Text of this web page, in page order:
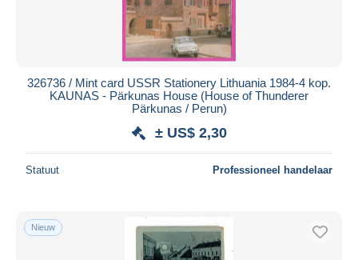
326736 / Mint card USSR Stationery Lithuania 1984-4 kop.
KAUNAS - Pärkunas House (House of Thunderer
Pärkunas / Perun)
± US$ 2,30
Statuut Professioneel handelaar
Nieuw